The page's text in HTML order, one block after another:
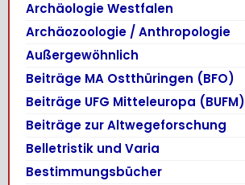
Archäologie Westfalen
Archäozoologie / Anthropologie
Außergewöhnlich
Beiträge MA Ostthüringen (BFO)
Beiträge UFG Mitteleuropa (BUFM)
Beiträge zur Altwegeforschung
Belletristik und Varia
Bestimmungsbücher